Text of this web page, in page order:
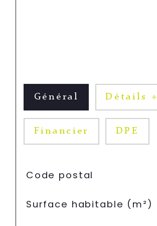
Général Détails +
Financier DPE
TRAD_SIROCCO_Caracteristique
Code postal
Surface habitable (m²)